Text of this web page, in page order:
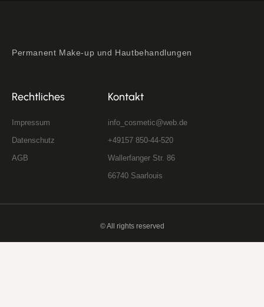
Permanent Make-up und Hautbehandlungen
Rechtliches
Impressum
Datenschutz
AGB
Kontakt
info_cosmetic@web.de
+49157 850-44-520
Wallerfanger Str. 86
66740 Saarlouis
© All rights reserved